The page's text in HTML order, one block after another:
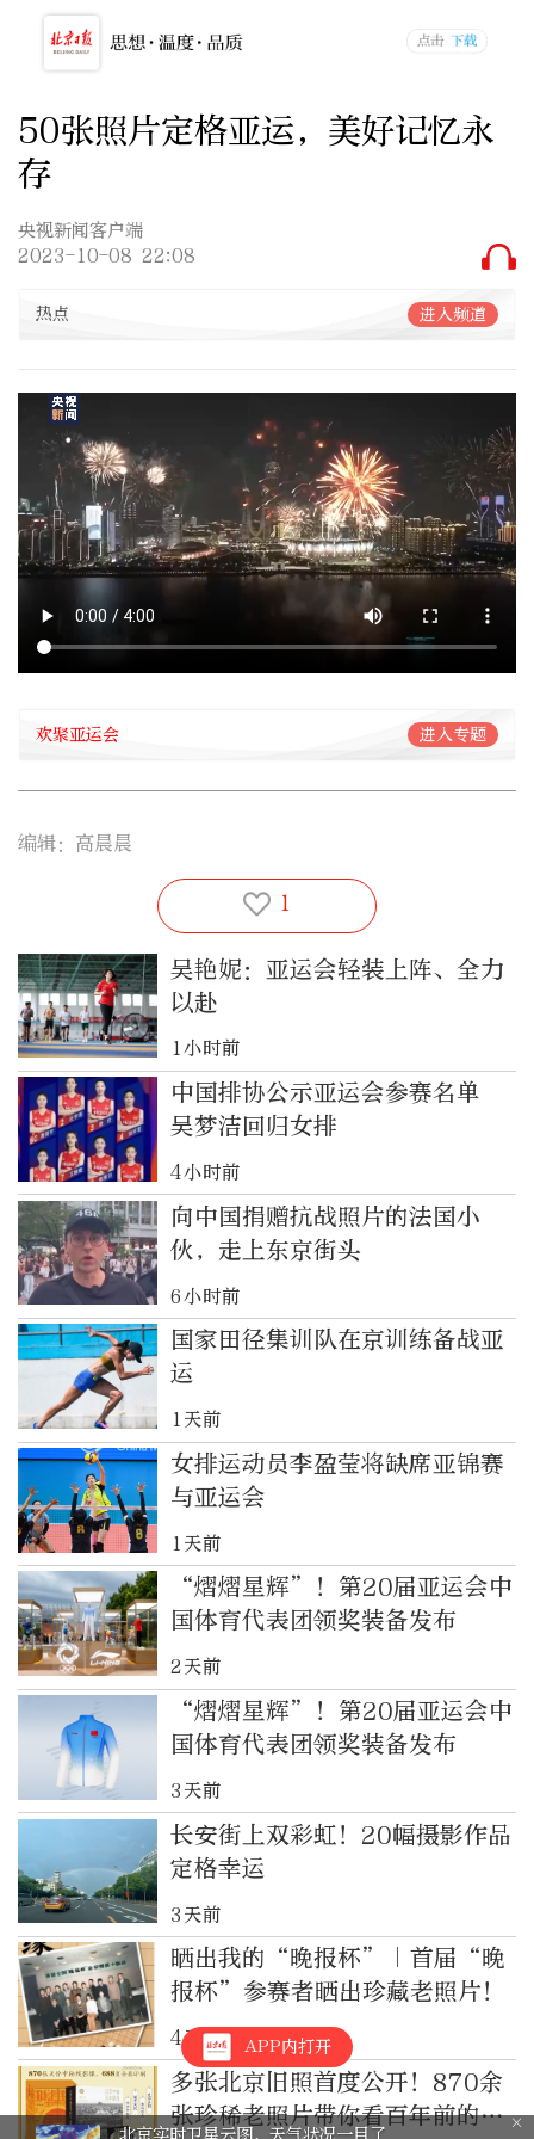
50张照片定格亚运，美好记忆永
存
央视新闻客户端
2023-10-08 22:08
热点 进入频道
欢聚亚运会 进入专题
编辑：高晨晨
1
吴艳妮：亚运会轻装上阵、全力
以赴
1小时前
中国排协公示亚运会参赛名单
吴梦洁回归女排
4小时前
向中国捐赠抗战照片的法国小
伙，走上东京街头
6小时前
国家田径集训队在京训练备战亚
运
1天前
女排运动员李盈莹将缺席亚锦赛
与亚运会
1天前
“熠熠星辉”！第20届亚运会中
国体育代表团领奖装备发布
2天前
“熠熠星辉”！第20届亚运会中
国体育代表团领奖装备发布
3天前
长安街上双彩虹！20幅摄影作品
定格幸运
3天前
晒出我的“晚报杯”｜首届“晚
报杯”参赛者晒出珍藏老照片！
4天前
多张北京旧照首度公开！870余
张珍稀老照片带你看百年前的中
APP内打开
北京实时卫星云图，天气状况一目了